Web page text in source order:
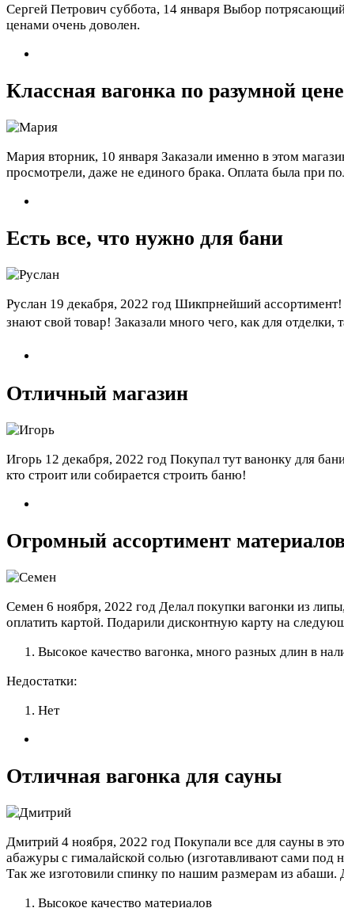
Сергей Петрович суббота, 14 января Выбор
ценами очень доволен.
Классная вагонка по разумной цене
Мария вторник, 10 января Заказали именно в этом
просмотрели, даже не единого брака. Оплата была при
Есть все, что нужно для бани
Руслан 19 декабря, 2022 год Шикпрнейший ассортимент!
знают свой товар! Заказали много чего, как для
Отличный магазин
Игорь 12 декабря, 2022 год Покупал тут ванонку для
кто строит или собирается строить баню!
Огромный ассортимент
Семен 6 ноября, 2022 год Делал покупки вагонки из
оплатить картой. Подарили дисконтную карту на
Высокое качество вагонка, много разных длин в
Недостатки:
Нет
Отличная вагонка для сауны
Дмитрий 4 ноября, 2022 год Покупали все для сауны в
абажуры с гималайской солью (изготавливают сами под
Так же изготовили спинку по нашим размерам из абаши.
Высокое качество материалов